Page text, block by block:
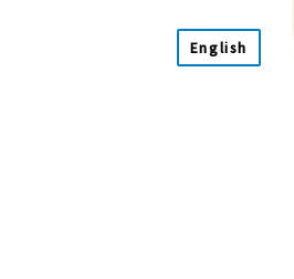
English